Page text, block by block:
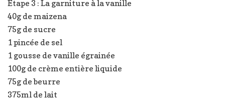
Etape 3 : La garniture à la vanille
40g de maizena
75g de sucre
1 pincée de sel
1 gousse de vanille égrainée
100g de crème entière liquide
75g de beurre
375ml de lait